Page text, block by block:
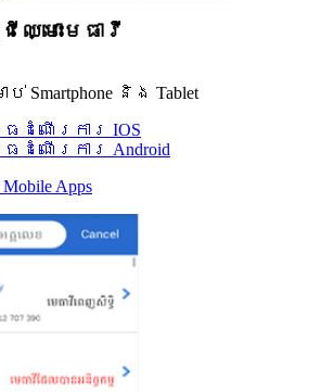
ោះមេធាវី
និង Tablet
ណើរការ IOS
ណើរការ Android
Apps